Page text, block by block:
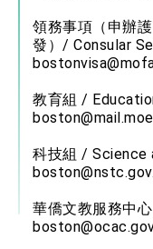
領務事項（申辦
發）/ Consular
教育組 /
科技組 / Science
華僑文教服務中